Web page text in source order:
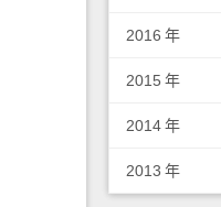
2016 年
2015 年
2014年
2013 年